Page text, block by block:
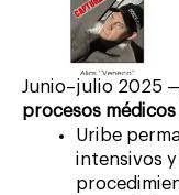
Junio–julio 2025
procesos
Uribe
intensivos